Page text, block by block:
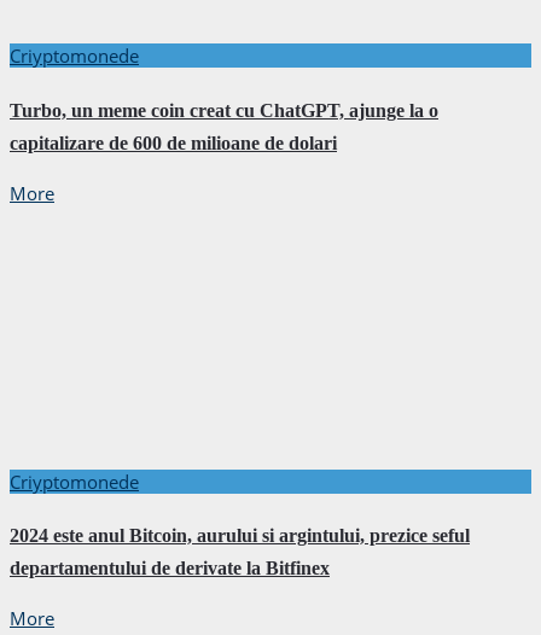
Criyptomonede
Turbo, un meme coin creat cu ChatGPT, ajunge la o
capitalizare de 600 de milioane de dolari
More
Criyptomonede
2024 este anul Bitcoin, aurului si argintului, prezice seful
departamentului de derivate la Bitfinex
More